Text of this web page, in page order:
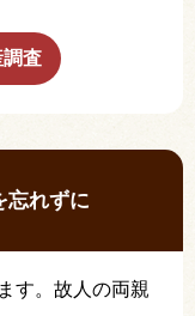
査
忘れずに
す。故人の両親